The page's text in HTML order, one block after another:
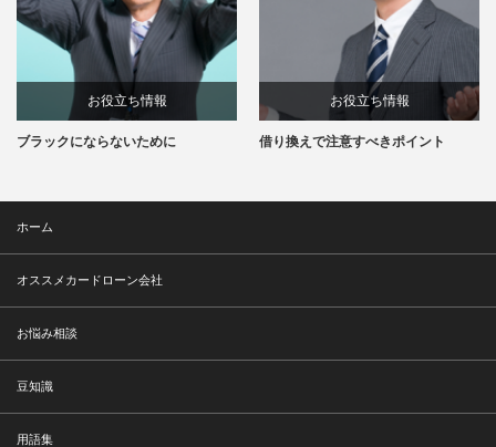
お役立ち情報
ブラックにならないために
お役立ち情報
借り換えで注意すべきポイント
ホーム
オススメカードローン会社
お悩み相談
豆知識
用語集